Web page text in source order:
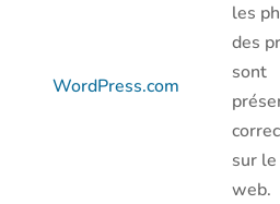
WordPress.com
les
des
sont
sur
web.